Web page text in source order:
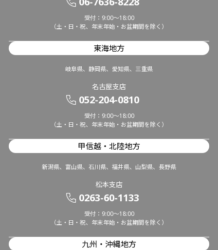
受付：9:00～18:00
（土・日・祝、年末年始・お盆期間を除く）
東海地方
岐阜県、静岡県、愛知県、三重県
名古屋支店
052-204-0810
受付：9:00～18:00
（土・日・祝、年末年始・お盆期間を除く）
甲信越・北陸地方
新潟県、富山県、石川県、福井県、山梨県、長野県
松本支店
0263-60-1133
受付：9:00～18:00
（土・日・祝、年末年始・お盆期間を除く）
九州・沖縄地方